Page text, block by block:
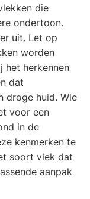
die
ondertoon.
uit. Let op
worden
het herkennen
dat
droge huid. Wie
voor een
in de
kenmerken te
soort vlek dat
aanpak